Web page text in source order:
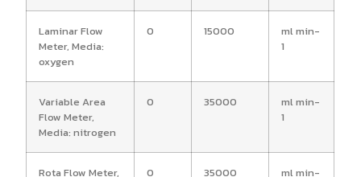
Laminar Flow
Meter, Media:
oxygen
0 15000
ml min-
1
Variable Area
Flow Meter,
Media: nitrogen
0 35000
ml min-
1
Rota Flow Meter, 0 35000 ml min-